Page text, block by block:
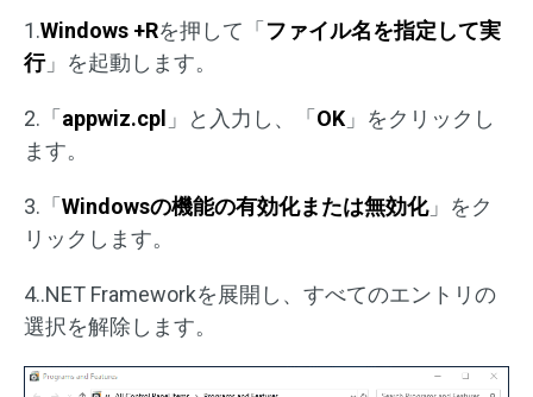
1.Windows +Rを押して「ファイル名を指定して実
行」を起動します。
2.「appwiz.cpl 」と入力し、「OK 」をクリックし
ます。
3.「Windowsの機能の有効化または無効化」をク
リックします。
4..NET Frameworkを展開し、すべてのエントリの
選択を解除します。